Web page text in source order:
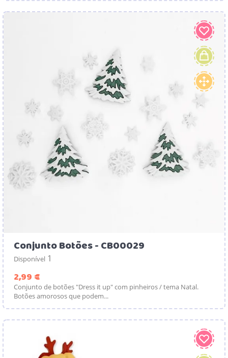
Conjunto Botões - CB00029
Disponível 1
2,99 €
Conjunto de botões "Dress it up" com pinheiros / tema Natal.
Botões amorosos que podem...